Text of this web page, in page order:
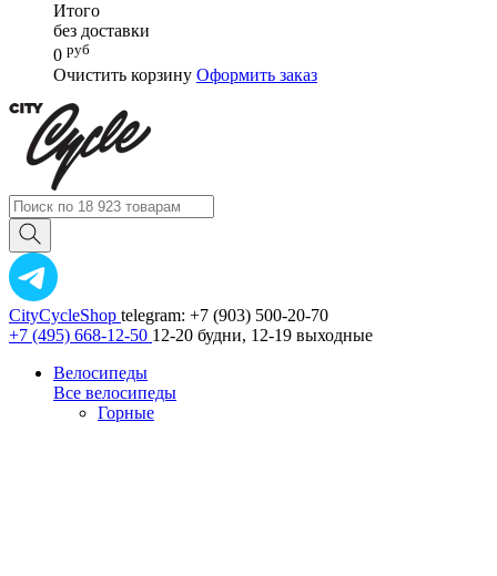
Итого
без доставки
0 руб
Очистить корзину Оформить заказ
CityCycleShop telegram: +7 (903) 500-20-70
+7 (495) 668-12-50 12-20 будни, 12-19 выходные
Велосипеды
Все велосипеды
Горные